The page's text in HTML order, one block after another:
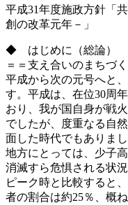
平成31年度施政方針「
創の改革元年－」
◆ はじめに（総論）
＝＝支え合いのまちづ
平成から次の元号へと
す。平成は、在位30周
おり、我が国自身が戦
でしたが、度重なる自
面した時代でもありまし
地方にとっては、少子
消滅すら危惧される状
ピーク時と比較すると
者の割合は約25％、概